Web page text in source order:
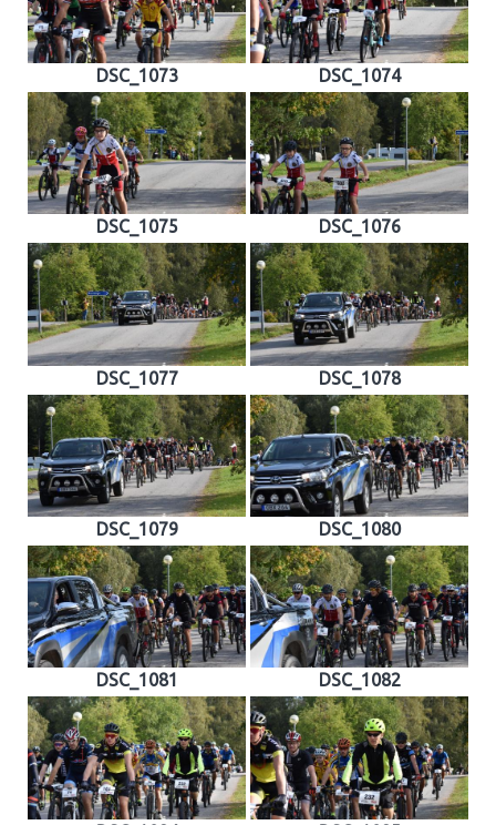
DSC_1073 DSC_1074
DSC_1075 DSC_1076
DSC_1077 DSC_1078
DSC_1079 DSC_1080
DSC_1081 DSC_1082